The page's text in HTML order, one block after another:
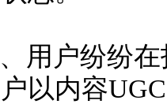
用户纷纷
以内容